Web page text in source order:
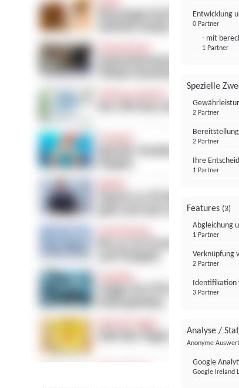
Entwicklung
0 Partner
- mit
1 Partner
Spezielle
2 Partner
2 Partner
Ihre
1 Partner
Features (3)
Abgleichung
1 Partner
Verknüpfung
2 Partner
Identifikation
3 Partner
Analyse /
Anonyme
Google
Google Ireland